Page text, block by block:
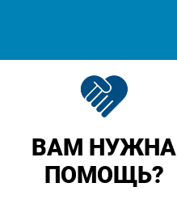
ВАМ НУЖНА
ПОМОЩЬ?